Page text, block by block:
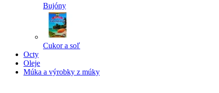
Bujóny
Cukor a soľ
Octy
Oleje
Múka a výrobky z múky